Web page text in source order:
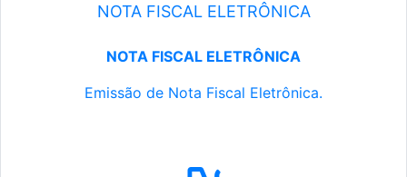
NOTA FISCAL ELETRÔNICA
NOTA FISCAL ELETRÔNICA
Emissão de Nota Fiscal Eletrônica.